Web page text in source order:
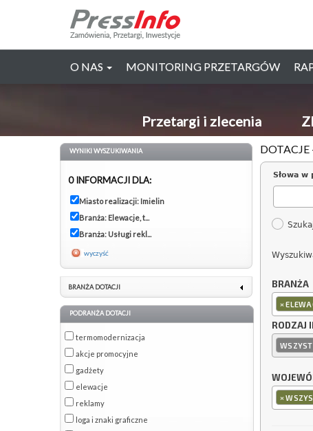
O NAS MONITORING PRZETARGÓW
Przetargi i zlecenia
Słowa
BRANŻA
×
RODZAJ
×
WYNIKI WYSZUKIWANIA
0 INFORMACJI DLA:
Miasto realizacji: Imielin
Branża: Elewacje, t...
Branża: Usługi rekl...
wyczyść
BRANŻA DOTACJI
PODRANŻA DOTACJI
termomodernizacja
akcje promocyjne
gadżety
elewacje
reklamy
loga i znaki graficzne